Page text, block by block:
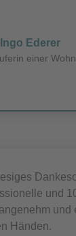
Ederer
einer
und
und
Händen.